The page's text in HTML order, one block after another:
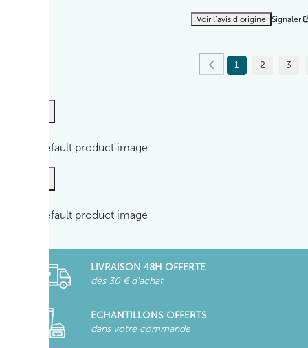
Voir l’avis d’origine Signaler
1 2 3
LIVRAISON 48H OFFERTE
dès 30 € d'achat
ECHANTILLONS OFFERTS
dans votre commande